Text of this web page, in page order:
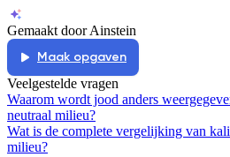
Gemaakt door Ainstein
Maak opgaven
Veelgestelde vragen
Waarom wordt jood anders
neutraal milieu?
Wat is de complete vergelijking van
milieu?